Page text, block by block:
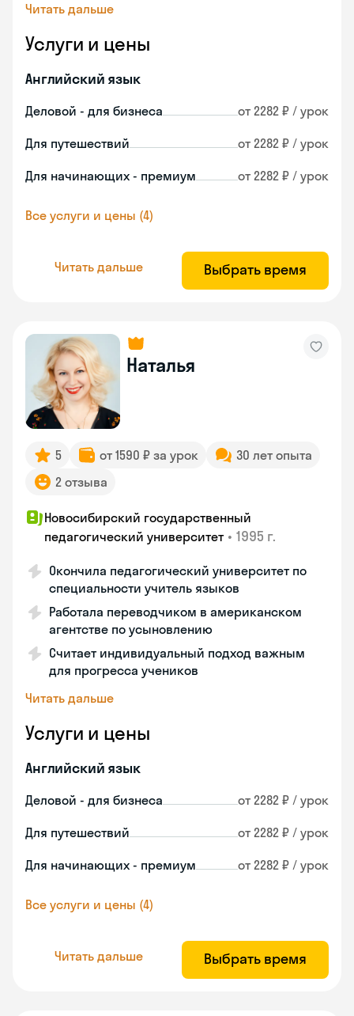
Читать дальше
Услуги и цены
Английский язык
Деловой - для бизнеса от 2282 ₽ / урок
Для путешествий от 2282 ₽ / урок
Для начинающих - премиум от 2282 ₽ / урок
Все услуги и цены (4)
Читать дальше Выбрать время
Наталья
5 от 1590 ₽ за урок
30 лет опыта
2 отзыва
Новосибирский государственный
педагогический университет • 1995 г.
Окончила педагогический университет по
специальности учитель языков
Работала переводчиком в американском
агентстве по усыновлению
Считает индивидуальный подход важным
для прогресса учеников
Читать дальше
Услуги и цены
Английский язык
Деловой - для бизнеса от 2282 ₽ / урок
Для путешествий от 2282 ₽ / урок
Для начинающих - премиум от 2282 ₽ / урок
Все услуги и цены (4)
Читать дальше Выбрать время